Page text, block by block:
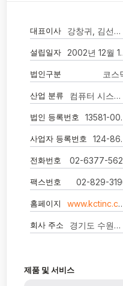
대표이사 강창귀, 김선종 각자대표
설립일자
법인구분 코스
산업 분류 컴퓨터 시스템 통합 자문 및 구축 서비스업
법인 등록번호
사업자 등록번호
전화번호 02-6377-
팩스번호 02-829-
홈페이지
회사 주소 경기도 수원시 권선구 일월천로4번길 7-10 금제빌딩
제품 및 서비스